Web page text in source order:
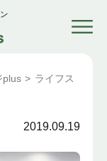
plus > ライフス
2019.09.19